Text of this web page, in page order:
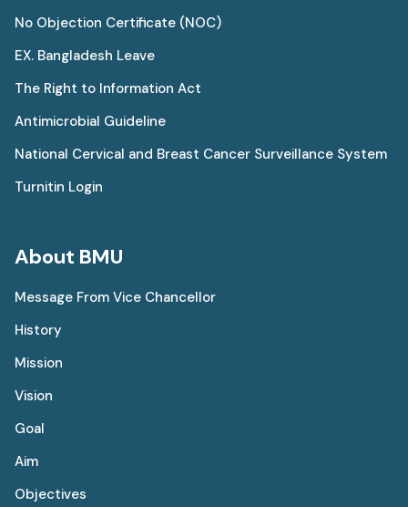
No Objection Certificate (NOC)
EX. Bangladesh Leave
The Right to Information Act
Antimicrobial Guideline
National Cervical and Breast Cancer Surveillance System
Turnitin Login
About BMU
Message From Vice Chancellor
History
Mission
Vision
Goal
Aim
Objectives